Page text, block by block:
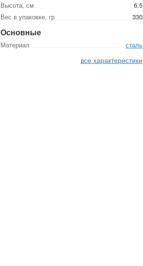
Высота, см
6.5
Вес в упаковке, гр
330
Основные
Материал сталь
все характеристики